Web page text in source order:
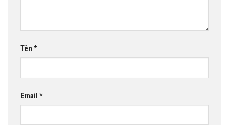
Tên *
Email *